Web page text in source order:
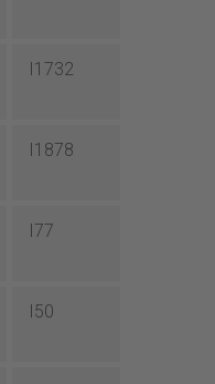
I1732
I1878
I77
I50